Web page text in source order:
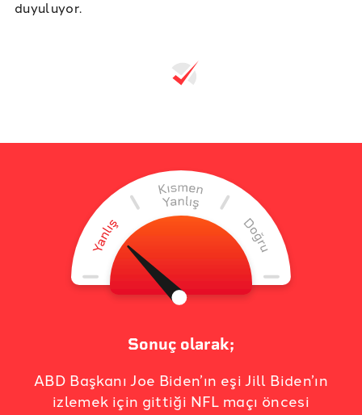
duyuluyor.
Sonuç olarak;
ABD Başkanı Joe Biden’ın eşi Jill Biden’ın
izlemek için gittiği NFL maçı öncesi